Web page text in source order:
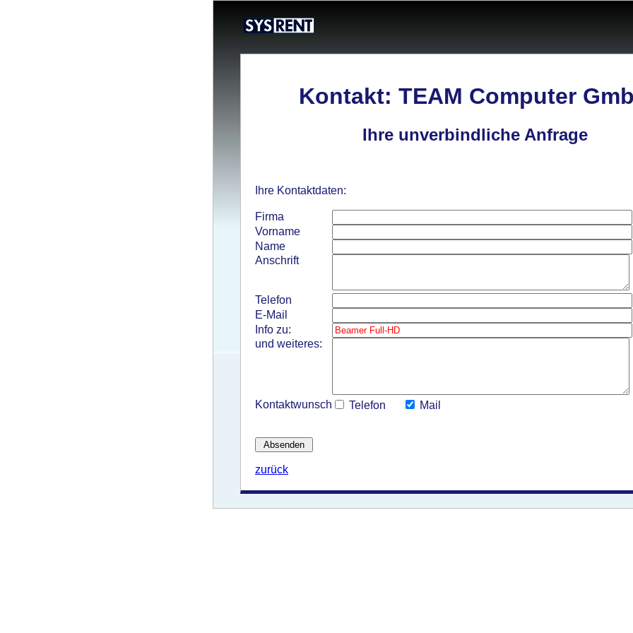
Kontakt: TEAM Computer
Ihre unverbindliche Anfrage
Ihre Kontaktdaten:
Firma
Vorname
Name
Anschrift
Telefon
E-Mail
Info zu:
und weiteres:
Kontaktwunsch Telefon Mail
zurück